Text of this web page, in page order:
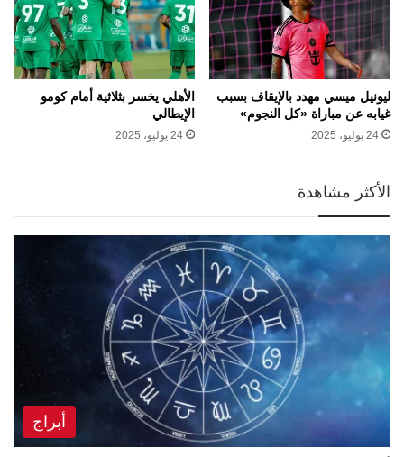
ليونيل ميسي مهدد بالإيقاف بسبب
غيابه عن مباراة «كل النجوم»
24 يوليو، 2025
الأهلي يخسر بثلاثية أمام كومو
الإيطالي
24 يوليو، 2025
الأكثر مشاهدة
أبراج